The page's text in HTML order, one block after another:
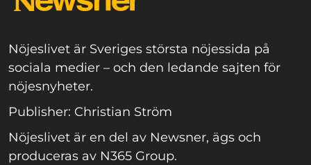
Nöjeslivet är Sveriges största nöjessida på
sociala medier – och den ledande sajten för
nöjesnyheter.
Publisher: Christian Ström
Nöjeslivet är en del av Newsner, ägs och
produceras av N365 Group.